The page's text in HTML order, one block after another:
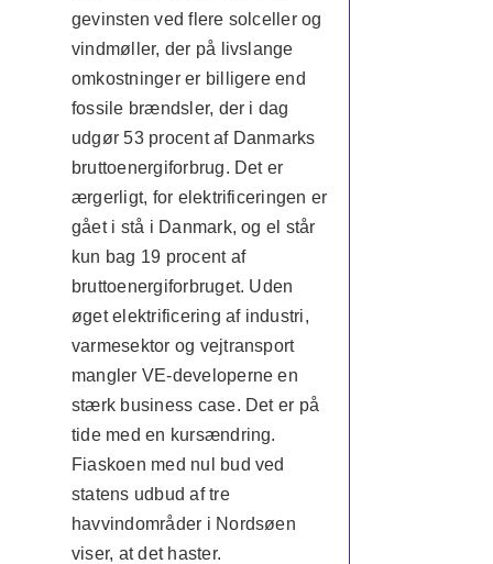
gevinsten ved flere solceller og
vindmøller, der på livslange
omkostninger er billigere end
fossile brændsler, der i dag
udgør 53 procent af Danmarks
bruttoenergiforbrug. Det er
ærgerligt, for elektrificeringen er
gået i stå i Danmark, og el står
kun bag 19 procent af
bruttoenergiforbruget. Uden
øget elektrificering af industri,
varmesektor og vejtransport
mangler VE-developerne en
stærk business case. Det er på
tide med en kursændring.
Fiaskoen med nul bud ved
statens udbud af tre
havvindområder i Nordsøen
viser, at det haster.